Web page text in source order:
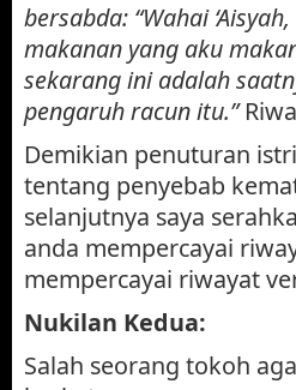
bersabda: “Wahai
makanan yang aku
sekarang ini adalah
pengaruh racun itu.”
Demikian penuturan
tentang penyebab
selanjutnya saya
anda mempercayai
mempercayai riwayat
Nukilan Kedua:
Salah seorang tokoh